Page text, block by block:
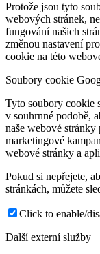
Protože jsou tyto
webových stránek,
fungování našich
změnou nastavení
cookie na této
Soubory cookie
Tyto soubory cookie
v souhrnné podobě,
naše webové
marketingové
webové stránky a
Pokud si nepřejete,
stránkách, můžete
Click to enable/
Další externí služby